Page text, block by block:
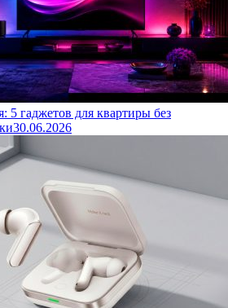
5 гаджетов для квартиры без
30.06.2026